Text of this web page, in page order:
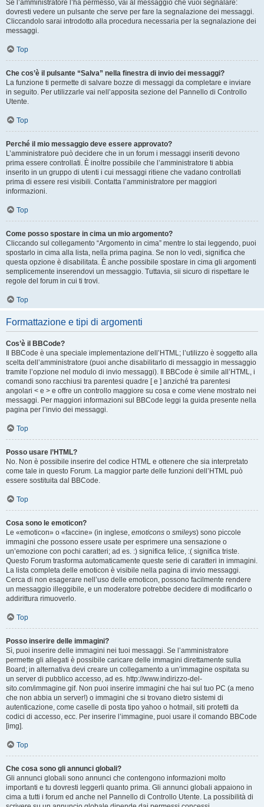
Se l’amministratore l’ha permesso, vai al messaggio che vuoi segnalare:
dovresti vedere un pulsante che serve per fare la segnalazione dei messaggi.
Cliccandolo sarai introdotto alla procedura necessaria per la segnalazione dei
messaggi.
Top
Che cos’è il pulsante “Salva” nella finestra di invio dei messaggi?
La funzione ti permette di salvare bozze di messaggi da completare e inviare
in seguito. Per utilizzarle vai nell’apposita sezione del Pannello di Controllo
Utente.
Top
Perché il mio messaggio deve essere approvato?
L’amministratore può decidere che in un forum i messaggi inseriti devono
prima essere controllati. È inoltre possibile che l’amministratore ti abbia
inserito in un gruppo di utenti i cui messaggi ritiene che vadano controllati
prima di essere resi visibili. Contatta l’amministratore per maggiori
informazioni.
Top
Come posso spostare in cima un mio argomento?
Cliccando sul collegamento “Argomento in cima” mentre lo stai leggendo, puoi
spostarlo in cima alla lista, nella prima pagina. Se non lo vedi, significa che
questa opzione è disabilitata. È anche possibile spostare in cima gli argomenti
semplicemente inserendovi un messaggio. Tuttavia, sii sicuro di rispettare le
regole del forum in cui ti trovi.
Top
Formattazione e tipi di argomenti
Cos’è il BBCode?
Il BBCode è una speciale implementazione dell’HTML; l’utilizzo è soggetto alla
scelta dell’amministratore (puoi anche disabilitarlo di messaggio in messaggio
tramite l’opzione nel modulo di invio messaggi). Il BBCode è simile all’HTML, i
comandi sono racchiusi tra parentesi quadre [ e ] anziché tra parentesi
angolari < e > e offre un controllo maggiore su cosa e come viene mostrato nei
messaggi. Per maggiori informazioni sul BBCode leggi la guida presente nella
pagina per l’invio dei messaggi.
Top
Posso usare l’HTML?
No. Non è possibile inserire del codice HTML e ottenere che sia interpretato
come tale in questo Forum. La maggior parte delle funzioni dell’HTML può
essere sostituita dal BBCode.
Top
Cosa sono le emoticon?
Le «emoticon» o «faccine» (in inglese, emoticons o smileys) sono piccole
immagini che possono essere usate per esprimere una sensazione o
un’emozione con pochi caratteri; ad es. :) significa felice, :( significa triste.
Questo Forum trasforma automaticamente queste serie di caratteri in immagini.
La lista completa delle emoticon è visibile nella pagina di invio messaggi.
Cerca di non esagerare nell’uso delle emoticon, possono facilmente rendere
un messaggio illeggibile, e un moderatore potrebbe decidere di modificarlo o
addirittura rimuoverlo.
Top
Posso inserire delle immagini?
Sì, puoi inserire delle immagini nei tuoi messaggi. Se l’amministratore
permette gli allegati è possibile caricare delle immagini direttamente sulla
Board; in alternativa devi creare un collegamento a un’immagine ospitata su
un server di pubblico accesso, ad es. http://www.indirizzo-del-
sito.com/immagine.gif. Non puoi inserire immagini che hai sul tuo PC (a meno
che non abbia un server!) o immagini che si trovano dietro sistemi di
autenticazione, come caselle di posta tipo yahoo o hotmail, siti protetti da
codici di accesso, ecc. Per inserire l’immagine, puoi usare il comando BBCode
[img].
Top
Che cosa sono gli annunci globali?
Gli annunci globali sono annunci che contengono informazioni molto
importanti e tu dovresti leggerli quanto prima. Gli annunci globali appaiono in
cima a tutti i forum ed anche nel Pannello di Controllo Utente. La possibilità di